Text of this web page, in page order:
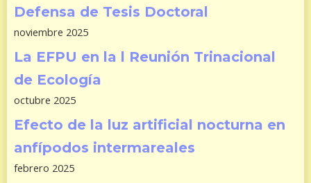
Defensa de Tesis Doctoral
noviembre 2025
La EFPU en la l Reunión Trinacional
de Ecología
octubre 2025
Efecto de la luz artificial nocturna en
anfípodos intermareales
febrero 2025